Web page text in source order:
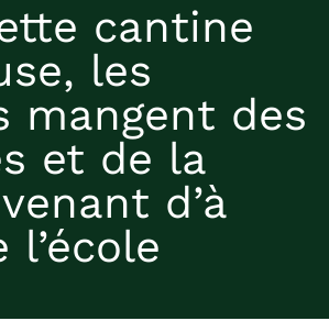
cantine
les
mangent des
et de la
d’à